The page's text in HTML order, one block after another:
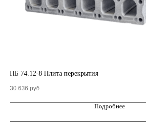
ПБ 74.12-8 Плита перекрытия
30 636 руб
Подробнее
Элементы теплотрасс